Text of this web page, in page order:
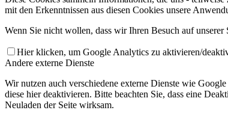
mit den Erkenntnissen aus diesen Cookies unsere
Wenn Sie nicht wollen, dass wir Ihren Besuch auf
Hier klicken, um Google Analytics zu aktivieren/
Andere externe Dienste
Wir nutzen auch verschiedene externe Dienste wie
diese hier deaktivieren. Bitte beachten Sie, dass eine
Neuladen der Seite wirksam.